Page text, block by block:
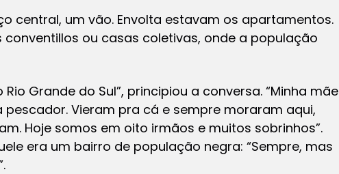
central, um vão. Envolta estavam os apartamentos.
conventillos ou casas coletivas, onde a população
Grande do Sul”, principiou a conversa. “Minha mãe
Vieram pra cá e sempre moraram aqui,
Hoje somos em oito irmãos e muitos sobrinhos”.
era um bairro de população negra: “Sempre, mas